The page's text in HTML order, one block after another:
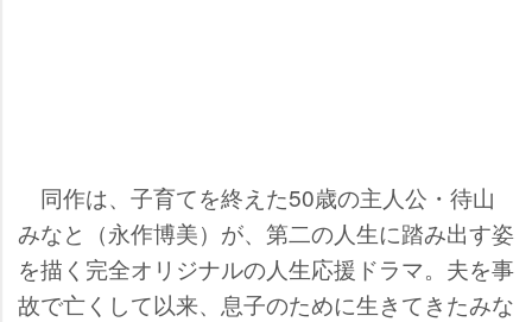
同作は、子育てを終えた50歳の主人公・待山
みなと（永作博美）が、第二の人生に踏み出す姿
を描く完全オリジナルの人生応援ドラマ。夫を事
故で亡くして以来、息子のために生きてきたみな